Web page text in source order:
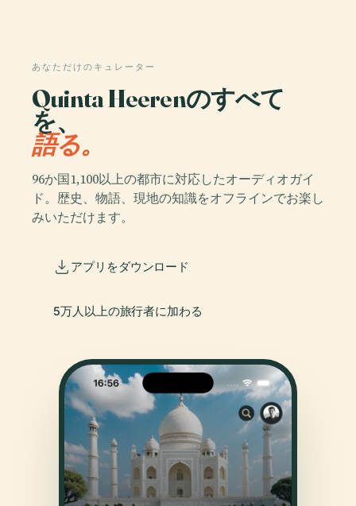
あなただけのキュレーター
Quinta Heerenのすべて
を、
語る。
96か国1,100以上の都市に対応したオーディオガイ
ド。歴史、物語、現地の知識をオフラインでお楽し
みいただけます。
アプリをダウンロード
5万人以上の旅行者に加わる